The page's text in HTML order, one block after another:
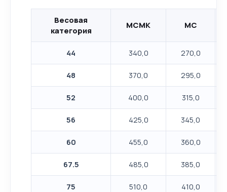
Весовая
категория
МСМК МС
44 340,0 270,0
48 370,0 295,0
52 400,0 315,0
56 425,0 345,0
60 455,0 360,0
67.5 485,0 385,0
75 510,0 410,0